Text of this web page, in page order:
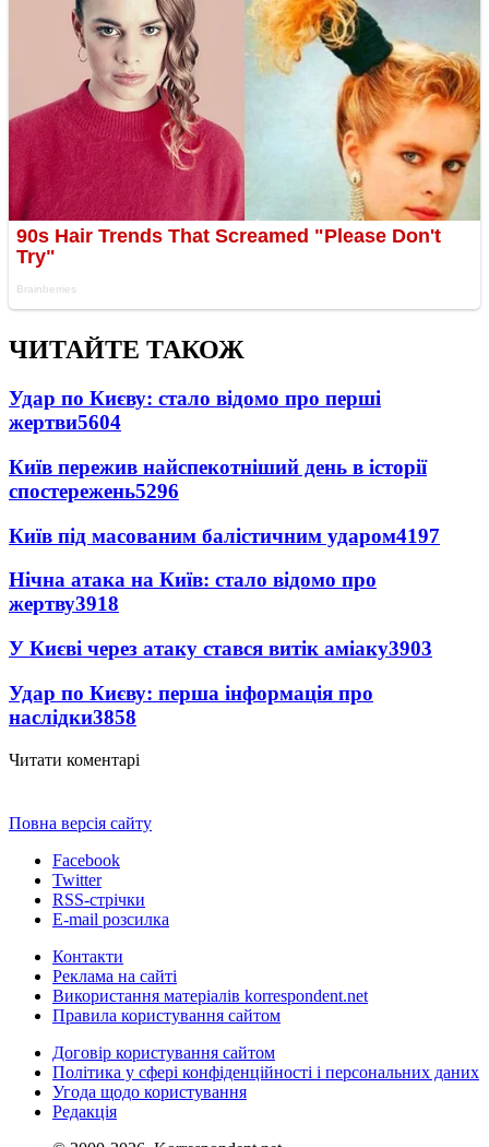
ЧИТАЙТЕ ТАКОЖ
Удар по Києву: стало відомо про перші
жертви5604
Київ пережив найспекотніший день в історії
спостережень5296
Київ під масованим балістичним ударом4197
Нічна атака на Київ: стало відомо про
жертву3918
У Києві через атаку стався витік аміаку3903
Удар по Києву: перша інформація про
наслідки3858
Читати коментарі
Повна версія сайту
Facebook
Twitter
RSS-стрічки
E-mail розсилка
Контакти
Реклама на сайті
Використання матеріалів korrespondent.net
Правила користування сайтом
Договір користування сайтом
Політика у сфері конфіденційності і персональних даних
Угода щодо користування
Редакція